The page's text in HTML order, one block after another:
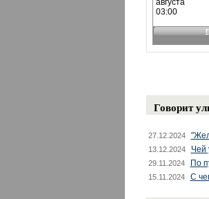
Говорит
27.12.2024
13.12.2024 Чей
29.11.2024 По
15.11.2024 С